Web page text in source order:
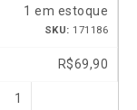
1 em estoque
SKU: 171186
R$69,90
1